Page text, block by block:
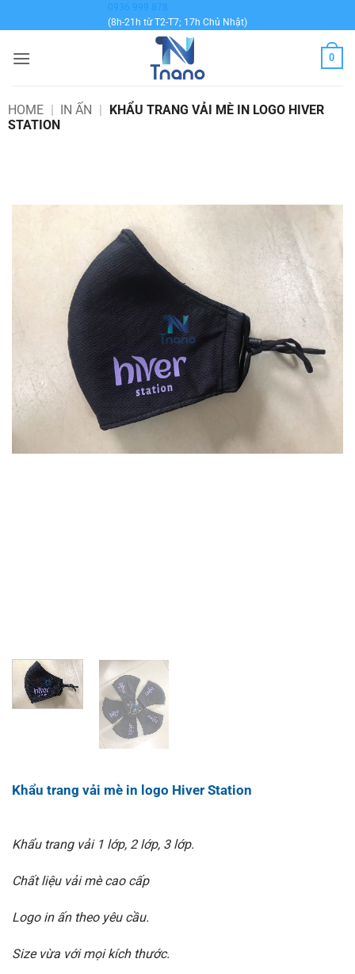
qua
dung
0936 999 878
(8h-21h từ T2-T7; 17h Chủ Nhật)
0
HOME | IN ẤN | KHẨU TRANG VẢI MÈ IN LOGO HIVER
STATION
Khẩu trang vải mè in logo Hiver Station
Khẩu trang vải 1 lớp, 2 lớp, 3 lớp.
Chất liệu vải mè cao cấp
Logo in ấn theo yêu cầu.
Size vừa với mọi kích thước.